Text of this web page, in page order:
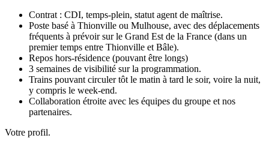
Contrat : CDI, temps-plein, statut agent de maîtrise.
Poste basé à Thionville ou Mulhouse, avec des déplacements
fréquents à prévoir sur le Grand Est de la France (dans un
premier temps entre Thionville et Bâle).
Repos hors-résidence (pouvant être longs)
3 semaines de visibilité sur la programmation.
Trains pouvant circuler tôt le matin à tard le soir, voire la nuit,
y compris le week-end.
Collaboration étroite avec les équipes du groupe et nos
partenaires.
Votre profil.